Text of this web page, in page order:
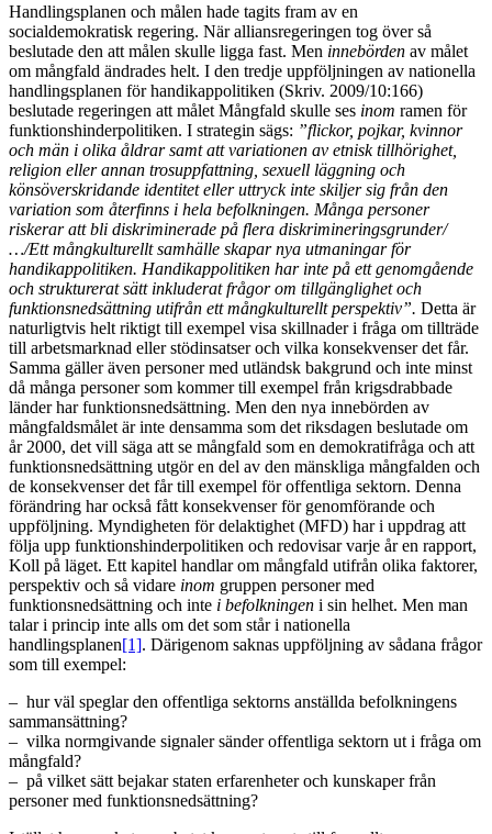
Handlingsplanen och målen hade tagits fram av en
socialdemokratisk regering. När alliansregeringen tog över så
beslutade den att målen skulle ligga fast. Men innebörden av målet
om mångfald ändrades helt. I den tredje uppföljningen av nationella
handlingsplanen för handikappolitiken (Skriv. 2009/10:166)
beslutade regeringen att målet Mångfald skulle ses inom ramen för
funktionshinderpolitiken. I strategin sägs: ”flickor, pojkar, kvinnor
och män i olika åldrar samt att variationen av etnisk tillhörighet,
religion eller annan trosuppfattning, sexuell läggning och
könsöverskridande identitet eller uttryck inte skiljer sig från den
variation som återfinns i hela befolkningen. Många personer
riskerar att bli diskriminerade på flera diskrimineringsgrunder/
…/Ett mångkulturellt samhälle skapar nya utmaningar för
handikappolitiken. Handikappolitiken har inte på ett genomgående
och strukturerat sätt inkluderat frågor om tillgänglighet och
funktionsnedsättning utifrån ett mångkulturellt perspektiv”. Detta är
naturligtvis helt riktigt till exempel visa skillnader i fråga om tillträde
till arbetsmarknad eller stödinsatser och vilka konsekvenser det får.
Samma gäller även personer med utländsk bakgrund och inte minst
då många personer som kommer till exempel från krigsdrabbade
länder har funktionsnedsättning. Men den nya innebörden av
mångfaldsmålet är inte densamma som det riksdagen beslutade om
år 2000, det vill säga att se mångfald som en demokratifråga och att
funktionsnedsättning utgör en del av den mänskliga mångfalden och
de konsekvenser det får till exempel för offentliga sektorn. Denna
förändring har också fått konsekvenser för genomförande och
uppföljning. Myndigheten för delaktighet (MFD) har i uppdrag att
följa upp funktionshinderpolitiken och redovisar varje år en rapport,
Koll på läget. Ett kapitel handlar om mångfald utifrån olika faktorer,
perspektiv och så vidare inom gruppen personer med
funktionsnedsättning och inte i befolkningen i sin helhet. Men man
talar i princip inte alls om det som står i nationella
handlingsplanen[1]. Därigenom saknas uppföljning av sådana frågor
som till exempel:
– hur väl speglar den offentliga sektorns anställda befolkningens
sammansättning?
– vilka normgivande signaler sänder offentliga sektorn ut i fråga om
mångfald?
– på vilket sätt bejakar staten erfarenheter och kunskaper från
personer med funktionsnedsättning?